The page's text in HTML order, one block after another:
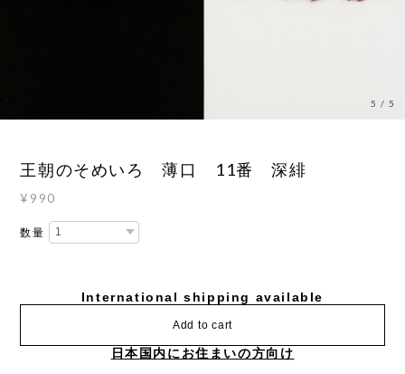
5 /5
王朝のそめいろ 薄口 11番 深緋
¥990
数量
International shipping available
Add to cart
日本国内にお住まいの方向け